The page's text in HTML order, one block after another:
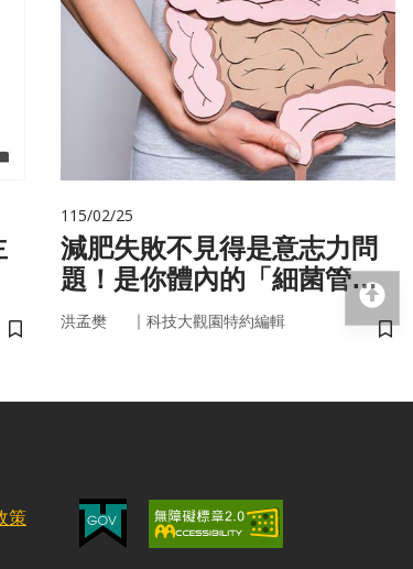
儲存書籤
115/02/25
減肥失敗不見得是意志力問
題！是你體內的「細菌管
家」在幫你囤油
洪孟樊 ｜ 科技大觀園特約編輯
儲
策
回